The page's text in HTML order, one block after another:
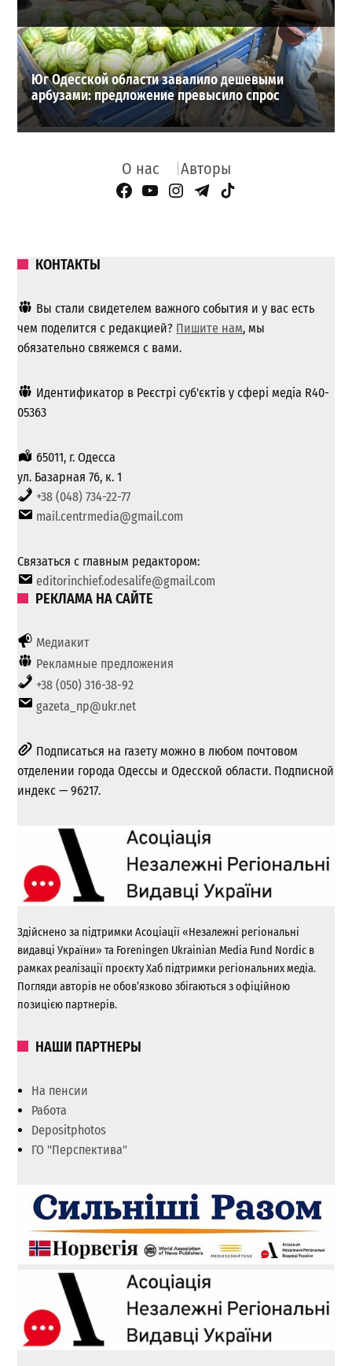
Юг Одесской области завалило дешевыми
арбузами: предложение превысило спрос
О нас Авторы
Facebook Page
YouTube
Instagram
Telegram
TikTok
КОНТАКТЫ
Вы стали свидетелем важного события и у вас есть
чем поделится с редакцией? Пишите нам, мы
обязательно свяжемся с вами.
Идентификатор в Реєстрі суб'єктів у сфері медіа R40-
05363
65011, г. Одесса
ул. Базарная 76, к. 1
+38 (048) 734-22-77
mail.centrmedia@gmail.com
Связаться с главным редактором:
editorinchief.odesalife@gmail.com
РЕКЛАМА НА САЙТЕ
Медиакит
Рекламные предложения
+38 (050) 316-38-92
gazeta_np@ukr.net
Подписаться на газету можно в любом почтовом
отделении города Одессы и Одесской области. Подписной
индекс — 96217.
Здійснено за підтримки Асоціації «Незалежні регіональні
видавці України» та Foreningen Ukrainian Media Fund Nordic в
рамках реалізації проєкту Хаб підтримки регіональних медіа.
Погляди авторів не обов’язково збігаються з офіційною
позицією партнерів.
НАШИ ПАРТНЕРЫ
На пенсии
Работа
Depositphotos
ГО "Перспектива"